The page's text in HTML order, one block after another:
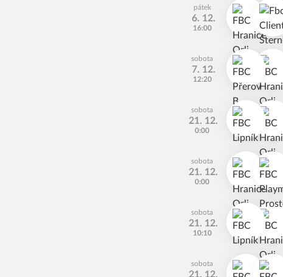
pátek
6. 12.
16:00
sobota
7. 12.
12:20
sobota
21. 12.
0:00
sobota
21. 12.
0:00
sobota
21. 12.
10:10
sobota
21. 12.